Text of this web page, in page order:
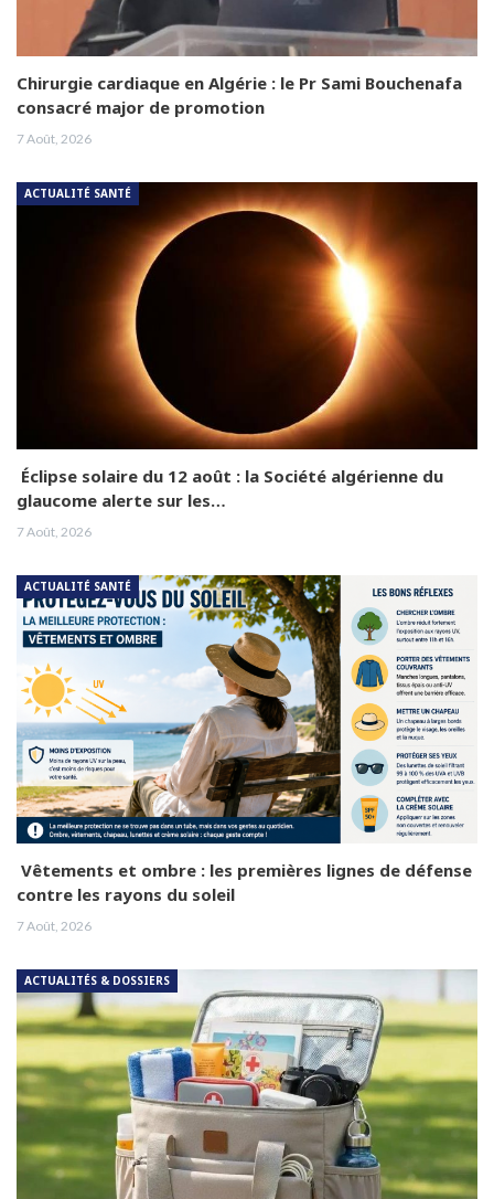
Chirurgie cardiaque en Algérie : le Pr Sami Bouchenafa
consacré major de promotion
7 Août, 2026
ACTUALITÉ SANTÉ
Éclipse solaire du 12 août : la Société algérienne du
glaucome alerte sur les…
7 Août, 2026
ACTUALITÉ SANTÉ
Vêtements et ombre : les premières lignes de défense
contre les rayons du soleil
7 Août, 2026
ACTUALITÉS & DOSSIERS